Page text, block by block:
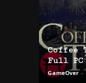
Coffee
Full PC
GameOver -